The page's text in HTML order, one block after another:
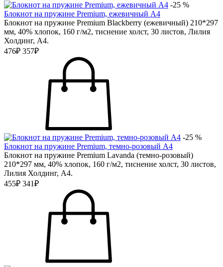
-25 %
Блокнот на пружине Premium, ежевичный А4
Блокнот на пружине Premium Blackberry (ежевичный) 210*297
мм, 40% хлопок, 160 г/м2, тиснение холст, 30 листов, Лилия
Холдинг, А4.
476₽ 357₽
-25 %
Блокнот на пружине Premium, темно-розовый А4
Блокнот на пружине Premium Lavanda (темно-розовый)
210*297 мм, 40% хлопок, 160 г/м2, тиснение холст, 30 листов,
Лилия Холдинг, А4.
455₽ 341₽